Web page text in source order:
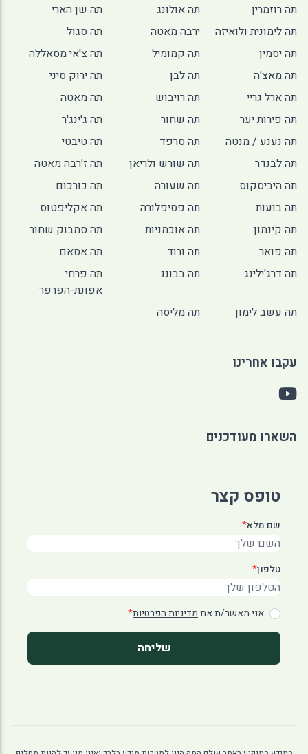
תה רוזמרין
תה אולונג
תה שן הארי
תה לימונית ולואיזה
ירבה מאטה
תה סגול
תה יסמין
תה קמומיל
תה צ'אי מסאללה
תה מאצ'ה
תה לבן
תה ירוק סיני
תה ארל גריי
תה רויבוש
תה מאטה
תה פירות יער
תה שחור
תה ג'ינג'ר
תה נענע / מנטה
תה סרפד
תה טיבטי
תה לבנדר
תה שורש ולריאן
תה ז'רבה מאטה
תה היביסקוס
תה שעורה
תה כורכום
תה בועות
תה פסיפלורה
תה אקליפטוס
תה קינמון
תה אוכמניות
תה סמבוק שחור
תה פואר
תה ורוד
תה אסאם
תה דרג'ילינג
תה בבונג
תה פרחי
אפונת-הפרפר
תה עשב לימון
תה מליסה
עקבו אחרינו
השארו מעודכנים
טופס קצר
שם מלא*
טלפון*
אני מאשר/ת אתמדיניות הפרטיות*
שליחה